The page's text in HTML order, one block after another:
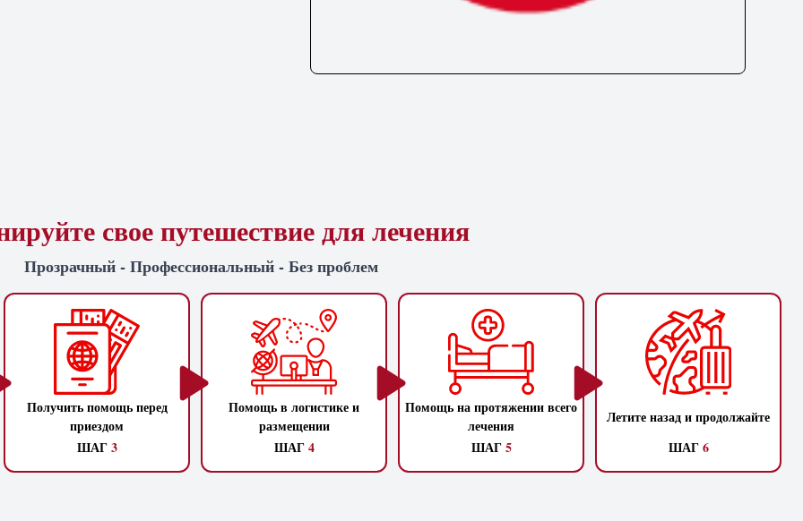
свое путешествие для лечения
Прозрачный - Профессиональный - Без проблем
Получить помощь перед
приездом
ШАГ3
Помощь в логистике и
размещении
ШАГ4
Помощь на протяжении всего
лечения
ШАГ5
Летите назад и продолжайте
ШАГ6